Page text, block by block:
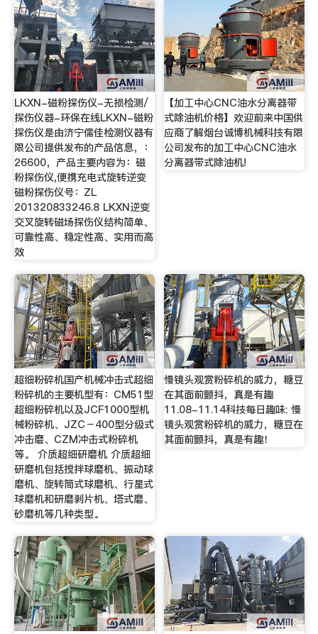
LKXN-磁粉探伤仪-无损检测/
探伤仪器-环保在线LKXN-磁粉
探伤仪是由济宁儒佳检测仪器有
限公司提供发布的产品信息，：
26600，产品主要内容为：磁
粉探伤仪,便携充电式旋转逆变
磁粉探伤仪号：ZL
201320833246.8 LKXN逆变
交叉旋转磁场探伤仪结构简单、
可靠性高、稳定性高、实用而高
效
【加工中心CNC油水分离器带
式除油机价格】欢迎前来中国供
应商了解烟台诚博机械科技有限
公司发布的加工中心CNC油水
分离器带式除油机!
超细粉碎机国产机械冲击式超细
粉碎机的主要机型有：CM51型
超细粉碎机以及JCF1000型机
械粉碎机、JZC－400型分级式
冲击磨、CZM冲击式粉碎机
等。 介质超细研磨机 介质超细
研磨机包括搅拌球磨机、振动球
磨机、旋转筒式球磨机、行星式
球磨机和研磨剥片机、塔式磨、
砂磨机等几种类型。
慢镜头观赏粉碎机的威力，糖豆
在其面前颤抖，真是有趣
11.08-11.14科技每日趣味: 慢
镜头观赏粉碎机的威力，糖豆在
其面前颤抖，真是有趣！